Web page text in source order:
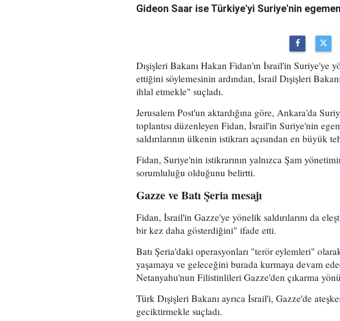
Gideon Saar ise Türkiye'yi Suriye'nin
Dışişleri Bakanı Hakan Fidan'ın İsrail'in Suriye'ye
ettiğini söylemesinin ardından, İsrail Dışişleri
ihlal etmekle" suçladı.
Jerusalem Post'un aktardığına göre, Ankara'da
toplantısı düzenleyen Fidan, İsrail'in Suriye'nin
saldırılarının ülkenin istikrarı açısından en
Fidan, Suriye'nin istikrarının yalnızca Şam
sorumluluğu olduğunu belirtti.
Gazze ve Batı Şeria mesajı
Fidan, İsrail'in Gazze'ye yönelik saldırılarını da
bir kez daha gösterdiğini" ifade etti.
Batı Şeria'daki operasyonları "terör eylemleri"
yaşamaya ve geleceğini burada kurmaya devam
Netanyahu'nun Filistinlileri Gazze'den çıkarma
Türk Dışişleri Bakanı ayrıca İsrail'i, Gazze'de
geciktirmekle suçladı.